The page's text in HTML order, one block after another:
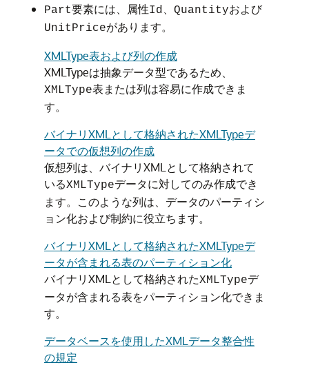
Part要素には、属性Id Quantityおよび
UnitPriceがあります。
XMLType表および列の作成
XMLTypeは抽象データ型であるため、
XMLType表または列は容易に作成できま
す。
バイナリXMLとして格納されたXMLTypeデ
ータでの仮想列の作成
仮想列は、バイナリXMLとして格納されて
いるXMLTypeデータに対してのみ作成でき
ます。このような列は、データのパーティシ
ョン化および制約に役立ちます。
バイナリXMLとして格納されたXMLTypeデ
ータが含まれる表のパーティション化
バイナリXMLとして格納されたXMLTypeデ
ータが含まれる表をパーティション化できま
す。
データベースを使用したXMLデータ整合性
の規定